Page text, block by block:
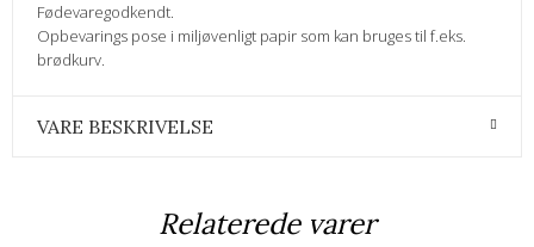
Fødevaregodkendt.
Opbevarings pose i miljøvenligt papir som kan bruges til f.eks.
brødkurv.
VARE BESKRIVELSE
Relaterede varer